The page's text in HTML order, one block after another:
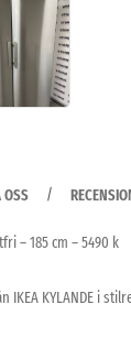
OSS
– 185 cm – 5490 k
IKEA KYLANDE i